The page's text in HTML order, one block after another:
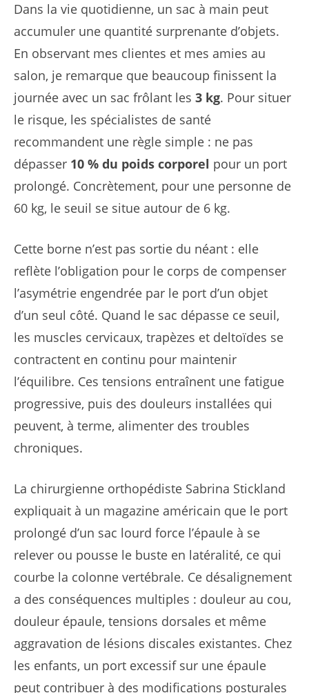
Dans la vie quotidienne, un sac à main peut
accumuler une quantité surprenante d’objets.
En observant mes clientes et mes amies au
salon, je remarque que beaucoup finissent la
journée avec un sac frôlant les 3 kg. Pour situer
le risque, les spécialistes de santé
recommandent une règle simple : ne pas
dépasser 10 % du poids corporel pour un port
prolongé. Concrètement, pour une personne de
60 kg, le seuil se situe autour de 6 kg.
Cette borne n’est pas sortie du néant : elle
reflète l’obligation pour le corps de compenser
l’asymétrie engendrée par le port d’un objet
d’un seul côté. Quand le sac dépasse ce seuil,
les muscles cervicaux, trapèzes et deltoïdes se
contractent en continu pour maintenir
l’équilibre. Ces tensions entraînent une fatigue
progressive, puis des douleurs installées qui
peuvent, à terme, alimenter des troubles
chroniques.
La chirurgienne orthopédiste Sabrina Stickland
expliquait à un magazine américain que le port
prolongé d’un sac lourd force l’épaule à se
relever ou pousse le buste en latéralité, ce qui
courbe la colonne vertébrale. Ce désalignement
a des conséquences multiples : douleur au cou,
douleur épaule, tensions dorsales et même
aggravation de lésions discales existantes. Chez
les enfants, un port excessif sur une épaule
peut contribuer à des modifications posturales